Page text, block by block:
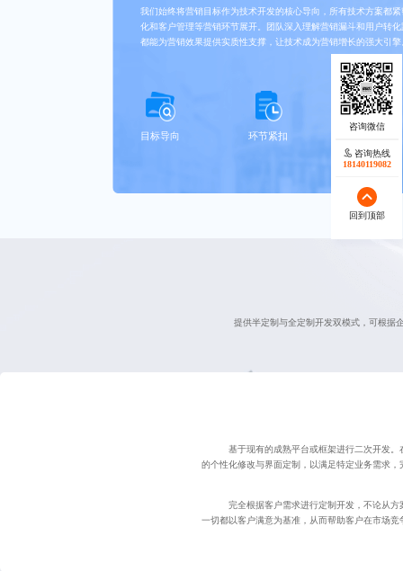
我们始终将营销目标作为技术开发的核心导向，所有技术方案都
化和客户管理等营销环节展开。团队深入理解营销漏斗和用户转
都能为营销效果提供实质性支撑，让技术成为营销增长的强大引擎
目标导向 环节紧扣
提供半定制与全定制开发双模式，可根据
基于现有的成熟平台或框架进行二次开发
的个性化修改与界面定制，以满足特定业务需求
完全根据客户需求进行定制开发，不论从
一切都以客户满意为基准，从而帮助客户在市场
咨询热线
18140119082
回到顶部